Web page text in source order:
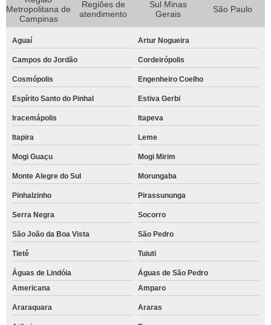
Metropolitana de
Campinas
Regiões de
atendimento
Sul Minas
Gerais
São Paulo
Aguaí Artur Nogueira
Campos do Jordão Cordeirópolis
Cosmópolis Engenheiro Coelho
Espírito Santo do Pinhal Estiva Gerbi
Iracemápolis Itapeva
Itapira Leme
Mogi Guaçu Mogi Mirim
Monte Alegre do Sul Morungaba
Pinhalzinho Pirassununga
Serra Negra Socorro
São João da Boa Vista São Pedro
Tietê Tuiuti
Águas de Lindóia
Águas de São Pedro
Americana
Amparo
Araraquara Araras